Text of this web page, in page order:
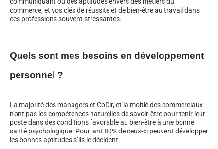
commerce, et vos clés de réussite et de bien-être au travail dans
ces professions souvent stressantes.
Quels sont mes besoins en développement
personnel ?
La majorité des managers et CoDir, et la moitié des commerciaux
n’ont pas les compétences naturelles de savoir-être pour tenir leur
poste dans des conditions favorable au bien-être à une bonne
santé psychologique. Pourtant 80% de ceux-ci peuvent développer
les bonnes aptitudes s’ils le décident.